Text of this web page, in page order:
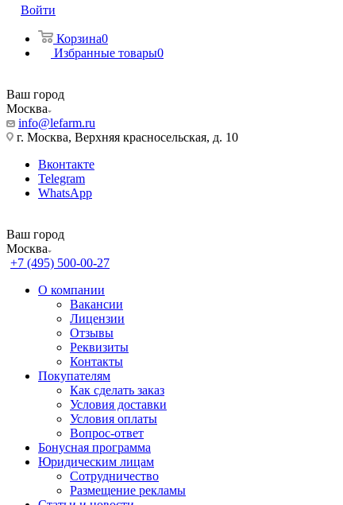
Войти
Корзина0
Избранные товары0
Ваш город
Москва
info@lefarm.ru
г. Москва, Верхняя красносельская, д. 10
Вконтакте
Telegram
WhatsApp
Ваш город
Москва
+7 (495) 500-00-27
О компании
Вакансии
Лицензии
Отзывы
Реквизиты
Контакты
Покупателям
Как сделать заказ
Условия доставки
Условия оплаты
Вопрос-ответ
Бонусная программа
Юридическим лицам
Сотрудничество
Размещение рекламы